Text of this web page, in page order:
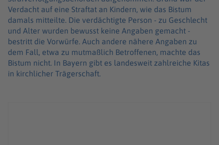
Verdacht auf eine Straftat an Kindern, wie das Bistum
damals mitteilte. Die verdächtigte Person - zu Geschlecht
und Alter wurden bewusst keine Angaben gemacht -
bestritt die Vorwürfe. Auch andere nähere Angaben zu
dem Fall, etwa zu mutmaßlich Betroffenen, machte das
Bistum nicht. In Bayern gibt es landesweit zahlreiche Kitas
in kirchlicher Trägerschaft.